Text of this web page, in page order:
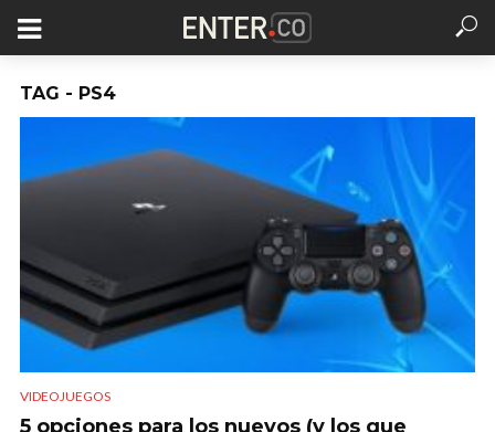
TAG - PS4
VIDEOJUEGOS
5 opciones para los nuevos (y los que